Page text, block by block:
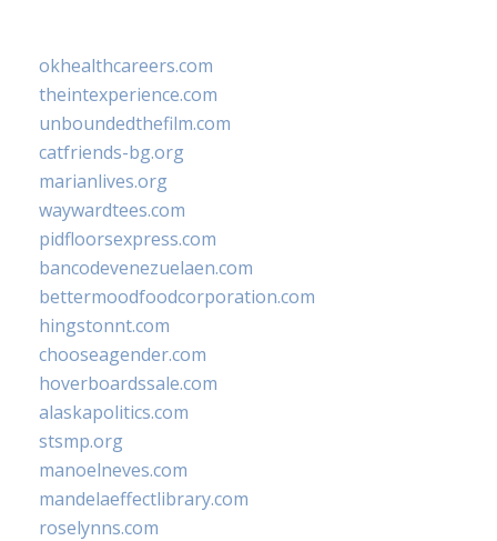
okhealthcareers.com
theintexperience.com
unboundedthefilm.com
catfriends-bg.org
marianlives.org
waywardtees.com
pidfloorsexpress.com
bancodevenezuelaen.com
bettermoodfoodcorporation.com
hingstonnt.com
chooseagender.com
hoverboardssale.com
alaskapolitics.com
stsmp.org
manoelneves.com
mandelaeffectlibrary.com
roselynns.com